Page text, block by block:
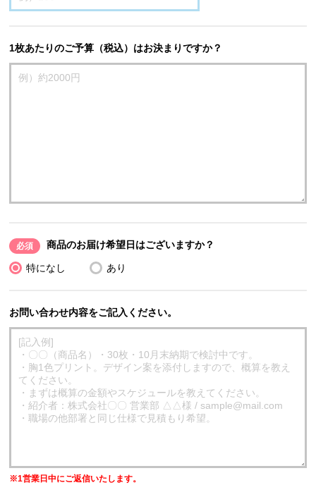
1枚あたりのご予算（税込）はお決まりですか？
必須 商品のお届け希望日はございますか？
特になし あり
お問い合わせ内容をご記入ください。
※1営業日中にご返信いたします。